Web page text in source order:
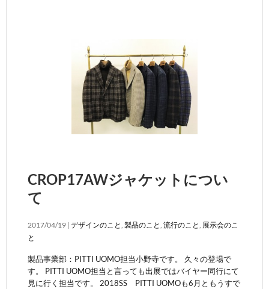
CROP17AWジャケットについ
て
2017/04/19 | デザインのこと 製品のこと 流行のこと 展示会のこ
と
製品事業部：PITTI UOMO担当小野寺です。 久々の登場で
す。 PITTI UOMO担当と言っても出展ではバイヤー同行にて
見に行く担当です。 2018SS PITTI UOMOも6月ともうすで